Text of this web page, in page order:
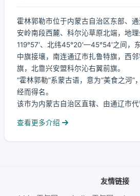
霍林郭勒市位于内蒙古自治区东部、
安岭南段西麓、科尔沁草原北端，地
119°57′、北纬45°20′—45°54′之间，
中旗接壤，南连通辽市扎鲁特旗，西
旗，北靠兴安盟科尔沁右翼前旗。
“霍林郭勒”系蒙古语，意为“美食之河”
经而得名。
该市为内蒙古自治区直辖、由通辽市
查看更多介绍
友情链接